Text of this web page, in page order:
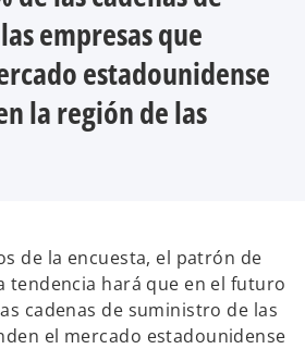
empresas que
estadounidense
la región de las
de la encuesta, el patrón de
tendencia hará que en el futuro
cadenas de suministro de las
el mercado estadounidense